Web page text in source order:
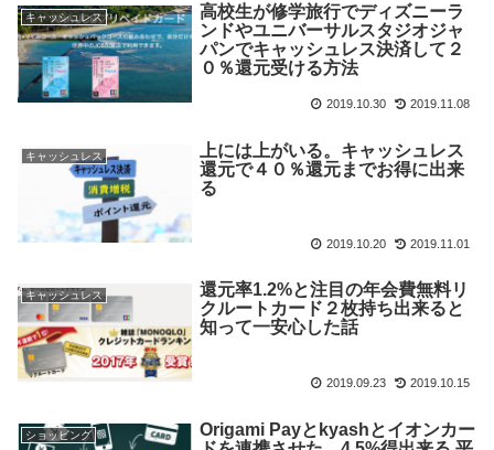
キャッシュレス
高校生が修学旅行でディズニーラ
ンドやユニバーサルスタジオジャ
パンでキャッシュレス決済して２
０％還元受ける方法
2019.10.30 2019.11.08
キャッシュレス
上には上がいる。キャッシュレス
還元で４０％還元までお得に出来
る
2019.10.20 2019.11.01
キャッシュレス
還元率1.2%と注目の年会費無料リ
クルートカード２枚持ち出来ると
知って一安心した話
2019.09.23 2019.10.15
ショッピング
Origami Payとkyashとイオンカー